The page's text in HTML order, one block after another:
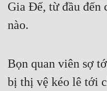
Phương Tây
Phản Phái
Quân Sự
Sảng Văn
Gia Đế, từ đầu
nào.
Bọn quan viên sợ
bị thị vệ kéo lê tới